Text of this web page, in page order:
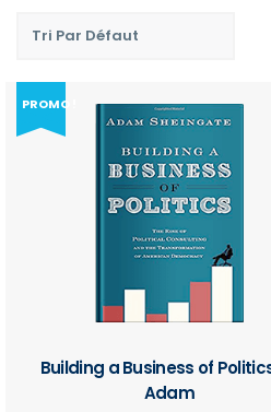
PROMO !
Building a Business of
Adam